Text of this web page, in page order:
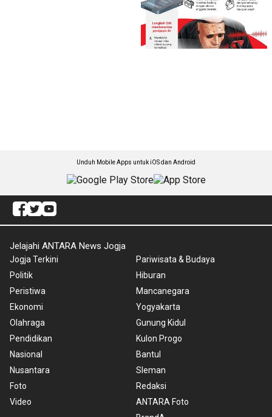
Unduh Mobile Apps untuk iOS dan Android
Jelajahi ANTARA News Jogja
Jogja Terkini
Politik
Peristiwa
Ekonomi
Olahraga
Pendidikan
Nasional
Nusantara
Foto
Video
Pariwisata & Budaya
Hiburan
Mancanegara
Yogyakarta
Gunung Kidul
Kulon Progo
Bantul
Sleman
Redaksi
ANTARA Foto